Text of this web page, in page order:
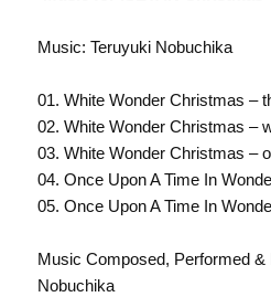
Music: Teruyuki Nobuchika
01. White Wonder Christmas –
02. White Wonder Christmas –
03. White Wonder Christmas –
04. Once Upon A Time In
05. Once Upon A Time In
Music Composed, Performed &
Nobuchika